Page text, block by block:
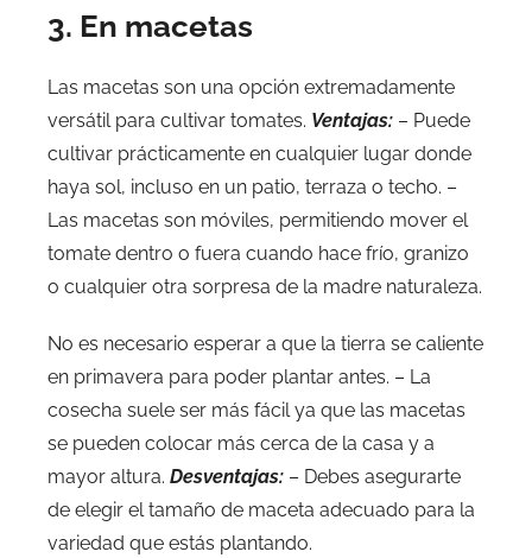
3. En macetas
Las macetas son una opción extremadamente
versátil para cultivar tomates. Ventajas: – Puede
cultivar prácticamente en cualquier lugar donde
haya sol, incluso en un patio, terraza o techo. –
Las macetas son móviles, permitiendo mover el
tomate dentro o fuera cuando hace frío, granizo
o cualquier otra sorpresa de la madre naturaleza.
No es necesario esperar a que la tierra se caliente
en primavera para poder plantar antes. – La
cosecha suele ser más fácil ya que las macetas
se pueden colocar más cerca de la casa y a
mayor altura. Desventajas: – Debes asegurarte
de elegir el tamaño de maceta adecuado para la
variedad que estás plantando.